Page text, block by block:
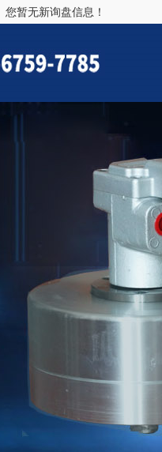
您暂无新询盘信息！